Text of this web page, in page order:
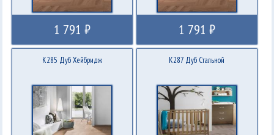
1 791 ₽ 1 791 ₽
K285 Дуб Хейбридж K287 Дуб Стальной